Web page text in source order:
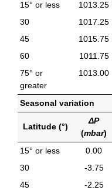
15° or less 1013.25
30
1017.25
45
1015.75
60
1011.75
75° or
greater
1013.00
Seasonal variation
Latitude (°)
ΔP
(mbar)
15° or less 0.00
30
-3.75
45
-2.25